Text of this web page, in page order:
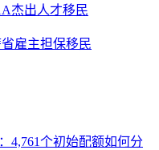
杰出人才移民
雇主担保移民
4,761个初始配额如何分